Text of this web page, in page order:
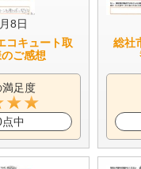
8日
キュート取
ご感想
満足度
中
総社